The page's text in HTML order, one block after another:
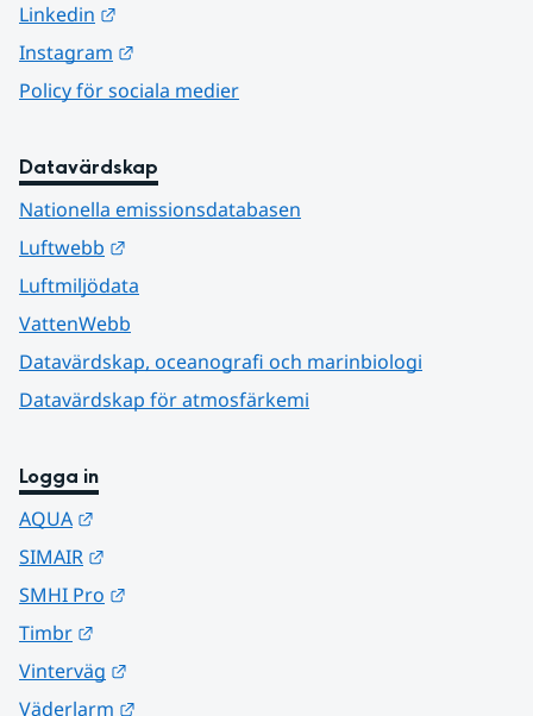
Linkedin
Instagram
Policy för sociala medier
Datavärdskap
Nationella emissionsdatabasen
Luftwebb
Luftmiljödata
VattenWebb
Datavärdskap, oceanografi och marinbiologi
Datavärdskap för atmosfärkemi
Logga in
AQUA
SIMAIR
SMHI Pro
Timbr
Vinterväg
Väderlarm